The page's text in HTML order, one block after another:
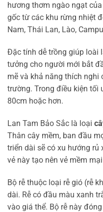
hương thơm ngào ngạt
gốc từ các khu rừng nhiệt
Nam, Thái Lan, Lào,
Đặc tính dễ trồng giúp loài
tưởng cho người mới bắt
mẽ và khả năng thích nghi
trường. Trong điều kiện tối
80cm hoặc hơn.
Lan Tam Bảo Sắc là loại
Thân cây mềm, ban đầu
triển dài sẽ có xu hướng rủ
vẻ này tạo nên vẻ mềm
Bộ rễ thuộc loại rễ gió (rễ
dài. Rễ có đầu màu xanh
vào giá thể. Bộ rễ này